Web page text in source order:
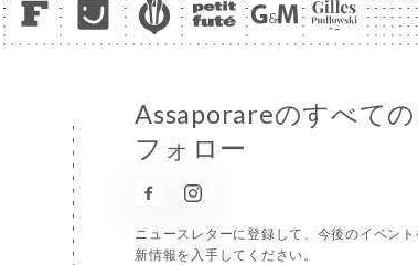
Assaporareのすべて
フォロー
ニュースレターに登録して、今後のイベン
新情報を入手してください。